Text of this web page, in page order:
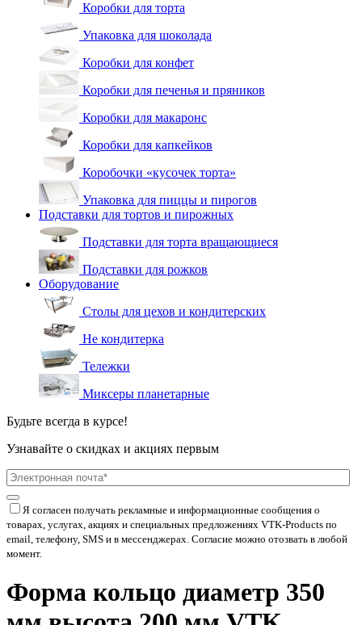
Коробки для торта
Упаковка для шоколада
Коробки для конфет
Коробки для печенья и пряников
Коробки для макаронс
Коробки для капкейков
Коробочки «кусочек торта»
Упаковка для пиццы и пирогов
Подставки для тортов и пирожных
Подставки для торта вращающиеся
Подставки для рожков
Оборудование
Столы для цехов и кондитерских
Не кондитерка
Тележки
Миксеры планетарные
Будьте всегда в курсе!
Узнавайте о скидках и акциях первым
Я согласен получать рекламные и информационные сообщения о
товарах, услугах, акциях и специальных предложениях VTK-Products по
email, телефону, SMS и в мессенджерах. Согласие можно отозвать в любой
момент.
Форма кольцо диаметр 350